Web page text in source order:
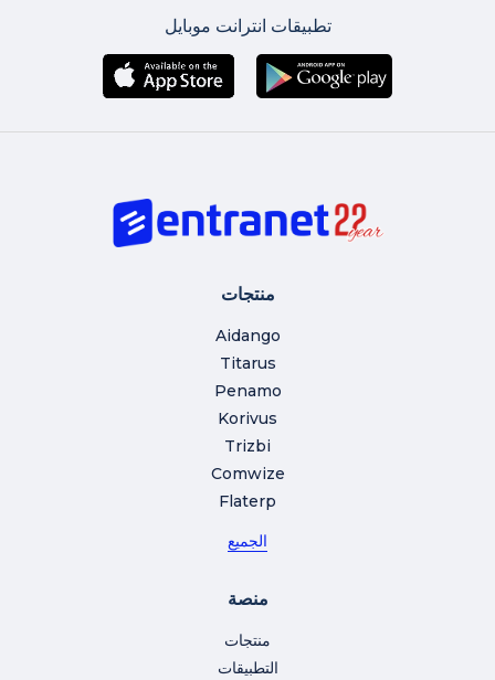
تطبيقات انترانت موبايل
منتجات
Aidango
Titarus
Penamo
Korivus
Trizbi
Comwize
Flaterp
الجميع
منصة
منتجات
التطبيقات